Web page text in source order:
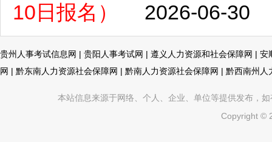
10日报名）
2026-06-30
贵州人事考试信息网 | 贵阳人事考试网 | 遵义人力资源和社会保障网 | 安
网 | 黔东南人力资源社会保障网 | 黔南人力资源社会保障网 | 黔西南州人
本站信息来源于网络、个人、企业、单位等提供发布，
Copyright ©